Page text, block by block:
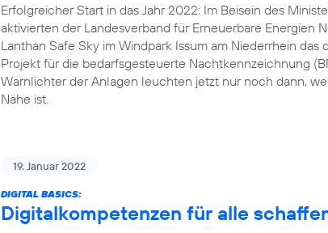
Erfolgreicher Start in das Jahr 2022: Im Beisein des
aktivierten der Landesverband für Erneuerbare Energien
Lanthan Safe Sky im Windpark Issum am Niederrhein
Projekt für die bedarfsgesteuerte Nachtkennzeichnung
Warnlichter der Anlagen leuchten jetzt nur noch dann,
Nähe ist.
19. Januar 2022
DIGITAL BASICS:
Digitalkompetenzen für alle